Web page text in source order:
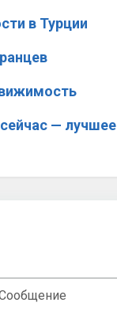
в Турции
—